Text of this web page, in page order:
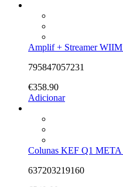
Amplif + Streamer
795847057231
€358.90
Adicionar
Colunas KEF Q1
637203219160